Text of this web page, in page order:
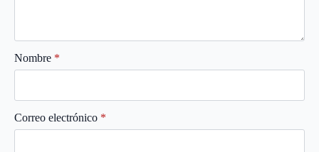
Nombre *
Correo electrónico *